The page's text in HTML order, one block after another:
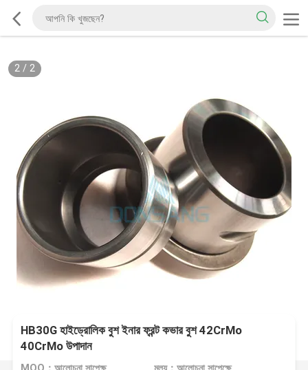
2/ 2
HB30G হাইড্রোলিক বুশ ইনার ফ্রন্ট কভার বুশ 42CrMo
40CrMo উপাদান